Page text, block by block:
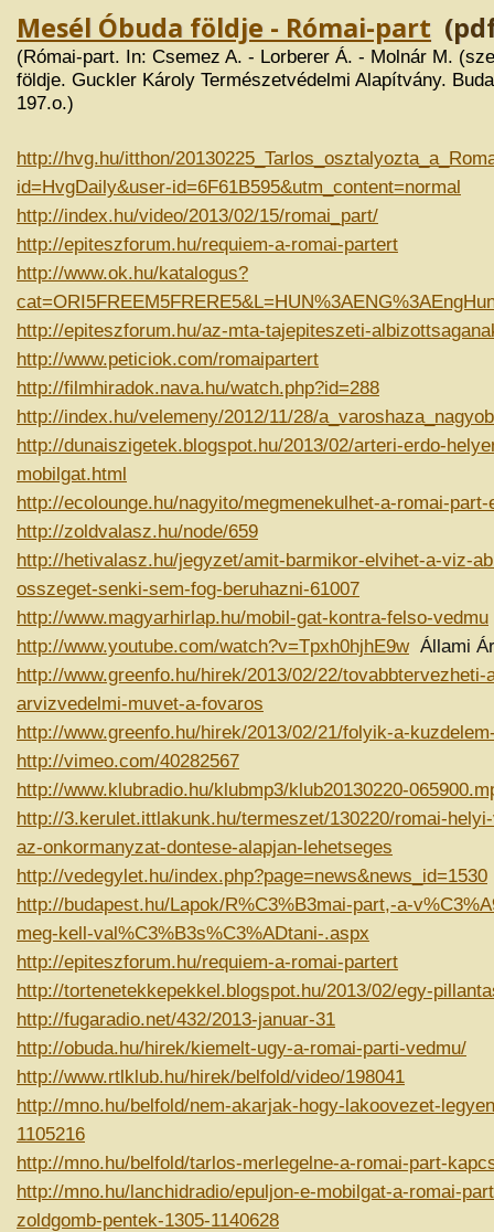
Mesél Óbuda földje - Római-part
(Római-part. In: Csemez A. - Lorberer Á. - Molnár M.
földje. Guckler Károly Természetvédelmi Alapítvány.
197.o.)
http://hvg.hu/itthon/
id=HvgDaily&user-id=6F61B595&utm_content=normal
http://index.hu/video/2013/02/15/romai_part/
http://epiteszforum.hu/requiem-a-romai-partert
http://www.ok.hu/katalogus?
http://epiteszforum.hu/az-mta-tajepiteszeti-
http://www.peticiok.com/romaipartert
http://filmhiradok.nava.hu/watch.php?id=288
http://index.hu/velemeny/2012/11/28/
http://dunaiszigetek.blogspot.hu/2013/02/arteri-erdo-
mobilgat.html
http://ecolounge.hu/nagyito/megmenekulhet-a-romai-part-
http://zoldvalasz.hu/node/659
http://hetivalasz.hu/jegyzet/amit-barmikor-elvihet-a-viz-
osszeget-senki-sem-fog-beruhazni-61007
http://www.magyarhirlap.hu/mobil-gat-kontra-felso-vedmu
http://www.youtube.com/watch?v=Tpxh0hjhE9wÁllami
http://www.greenfo.hu/hirek/2013/02/22/tovabbtervezheti-
arvizvedelmi-muvet-a-fovaros
http://www.greenfo.hu/hirek/2013/02/21/folyik-a-
http://vimeo.com/40282567
http://www.klubradio.hu/klubmp3/klub20130220-
http://3.kerulet.ittlakunk.hu/termeszet/130220/romai-
az-onkormanyzat-dontese-alapjan-lehetseges
http://vedegylet.hu/index.php?page=news&news_id=1530
http://budapest.hu/Lapok/R%C3%B3mai-part,-a-
meg-kell-val%C3%B3s%C3%ADtani-.aspx
http://epiteszforum.hu/requiem-a-romai-partert
http://tortenetekkepekkel.blogspot.hu/2013/02/egy-
http://fugaradio.net/432/2013-januar-31
http://obuda.hu/hirek/kiemelt-ugy-a-romai-parti-vedmu/
http://www.rtlklub.hu/hirek/belfold/video/198041
http://mno.hu/belfold/nem-akarjak-hogy-lakoovezet-
1105216
http://mno.hu/belfold/tarlos-merlegelne-a-romai-part-
http://mno.hu/lanchidradio/epuljon-e-mobilgat-a-romai-
zoldgomb-pentek-1305-1140628